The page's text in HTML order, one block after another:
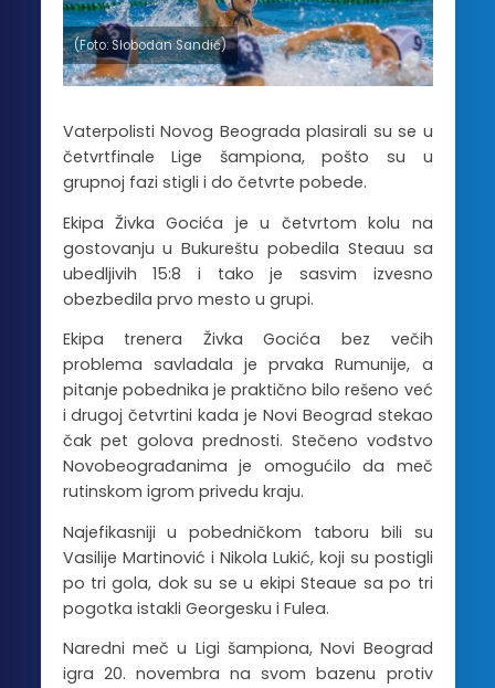
(Foto: Slobodan Sandić)
Vaterpolisti Novog Beograda plasirali su se u
četvrtfinale Lige šampiona, pošto su u
grupnoj fazi stigli i do četvrte pobede.
Ekipa Živka Gocića je u četvrtom kolu na
gostovanju u Bukureštu pobedila Steauu sa
ubedljivih 15:8 i tako je sasvim izvesno
obezbedila prvo mesto u grupi.
Ekipa trenera Živka Gocića bez večih
problema savladala je prvaka Rumunije, a
pitanje pobednika je praktično bilo rešeno već
i drugoj četvrtini kada je Novi Beograd stekao
čak pet golova prednosti. Stečeno vođstvo
Novobeograđanima je omogućilo da meč
rutinskom igrom privedu kraju.
Najefikasniji u pobedničkom taboru bili su
Vasilije Martinović i Nikola Lukić, koji su postigli
po tri gola, dok su se u ekipi Steaue sa po tri
pogotka istakli Georgesku i Fulea.
Naredni meč u Ligi šampiona, Novi Beograd
igra 20. novembra na svom bazenu protiv